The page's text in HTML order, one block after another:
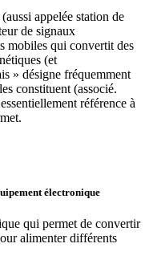
appelée station de
de signaux
mobiles qui convertit des
(et
» désigne fréquemment
constituent (associé.
référence à
électronique
qui permet de convertir
alimenter différents